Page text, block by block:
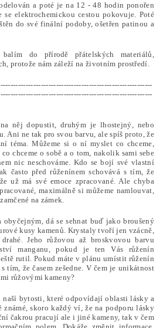
a poté je na 12 - 48 hodin ponořen
elektrochemickou cestou pokovuje. Poté
do své finální podoby, ošetřen patinou a
do přírodě přátelských materiálů,
protože nám záleží na životním prostředí.
něj dopustit, druhým je lhostejný, nebo
Ani ne tak pro svou barvu, ale spíš proto, že
téma. Můžeme si o ní myslet co chceme,
chceme o sobě a o tom, nakolik sami sebe
nic neschováme. Kdo se bojí své vlastní
často před růženínem schovává s tím, že
už má své emoce zpracované. Ale chyba
maximálně si můžeme namlouvat,
na zámek.
obyčejným, dá se sehnat buď jako broušený
kusy kamenů. Krystaly tvoří jen vzácně,
Jeho růžovou až broskvovou barvu
manganu, pokud je ten Vás růženín
rutil. Pokud máte v plánu umístit růženín
tím, že časem zešedne. V čem je unikátnost
růžovými kameny?
naší bytosti, které odpovídají oblasti lásky a
známé, skoro každý ví, že na podporu lásky
čakrou pracují ale i jiné kameny, tak v čem